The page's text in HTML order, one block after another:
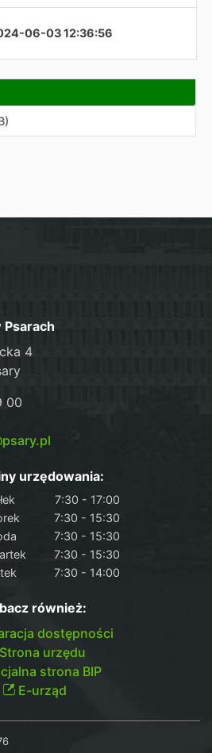
06-03 12:36:56
Psarach
4
00
urzędowania:
7:30 - 17:00
7:30 - 15:30
7:30 - 15:30
7:30 - 15:30
7:30 - 14:00
również:
dostępności
urzędu
strona BIP
E-urząd